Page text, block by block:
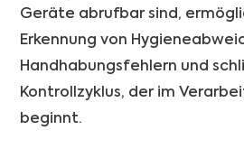
Geräte abrufbar sind,
Erkennung von
Handhabungsfehlern und
Kontrollzyklus, der im
beginnt.